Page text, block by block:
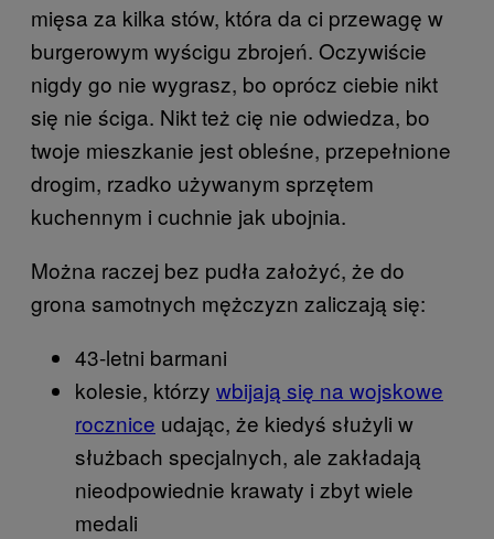
mięsa za kilka stów, która da ci przewagę w
burgerowym wyścigu zbrojeń. Oczywiście
nigdy go nie wygrasz, bo oprócz ciebie nikt
się nie ściga. Nikt też cię nie odwiedza, bo
twoje mieszkanie jest obleśne, przepełnione
drogim, rzadko używanym sprzętem
kuchennym i cuchnie jak ubojnia.
Można raczej bez pudła założyć, że do
grona samotnych mężczyzn zaliczają się:
43-letni barmani
kolesie, którzy wbijają się na wojskowe
rocznice udając, że kiedyś służyli w
służbach specjalnych, ale zakładają
nieodpowiednie krawaty i zbyt wiele
medali